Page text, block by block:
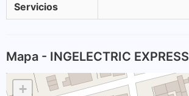
Servicios
Mapa - INGELECTRIC EXPRESS
+